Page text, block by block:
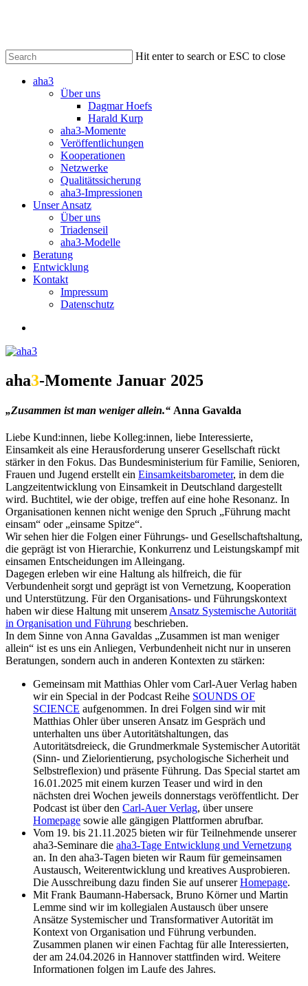
content
Hit enter to search or ESC to close
Searchaha3
Über uns
Dagmar Hoefs
Harald Kurp
aha3-Momente
Veröffentlichungen
Kooperationen
Netzwerke
Qualitätssicherung
aha3-Impressionen
Unser Ansatz
Über uns
Triadenseil
aha3-Modelle
Beratung
Entwicklung
Kontakt
Impressum
Datenschutz
aha3-Momente Januar 2025
„Zusammen ist man weniger allein.“ Anna Gavalda
Liebe Kund:innen, liebe Kolleg:innen, liebe Interessierte,
Einsamkeit als eine Herausforderung unserer Gesellschaft rückt
stärker in den Fokus. Das Bundesministerium für Familie, Senioren,
Frauen und Jugend erstellt ein Einsamkeitsbarometer, in dem die
Langzeitentwicklung von Einsamkeit in Deutschland dargestellt
wird. Buchtitel, wie der obige, treffen auf eine hohe Resonanz. In
Organisationen kennen nicht wenige den Spruch „Führung macht
einsam“ oder „einsame Spitze“.
Wir sehen hier die Folgen einer Führungs- und Gesellschaftshaltung,
die geprägt ist von Hierarchie, Konkurrenz und Leistungskampf mit
einsamen Entscheidungen im Alleingang.
Dagegen erleben wir eine Haltung als hilfreich, die für
Verbundenheit sorgt und geprägt ist von Vernetzung, Kooperation
und Unterstützung. Für den Organisations- und Führungskontext
haben wir diese Haltung mit unseremAnsatz Systemische Autorität
in Organisation und Führung beschrieben.
In dem Sinne von Anna Gavaldas „Zusammen ist man weniger
allein“ ist es uns ein Anliegen, Verbundenheit nicht nur in unseren
Beratungen, sondern auch in anderen Kontexten zu stärken:
Gemeinsam mit Matthias Ohler vom Carl-Auer Verlag haben
wir ein Special in der Podcast Reihe SOUNDS OF
SCIENCE aufgenommen. In drei Folgen sind wir mit
Matthias Ohler über unseren Ansatz im Gespräch und
unterhalten uns über Autoritätshaltungen, das
Autoritätsdreieck, die Grundmerkmale Systemischer Autorität
(Sinn- und Zielorientierung, psychologische Sicherheit und
Selbstreflexion) und präsente Führung. Das Special startet am
16.01.2025 mit einem kurzen Teaser und wird in den
nächsten drei Wochen jeweils donnerstags veröffentlicht. Der
Podcast ist über den Carl-Auer Verlag, über unsere
Homepage sowie alle gängigen Plattformen abrufbar.
Vom 19. bis 21.11.2025 bieten wir für Teilnehmende unserer
aha3-Seminare die aha3-Tage Entwicklung und Vernetzung
an. In den aha3-Tagen bieten wir Raum für gemeinsamen
Austausch, Weiterentwicklung und kreatives Ausprobieren.
Die Ausschreibung dazu finden Sie auf unsererHomepage.
Mit Frank Baumann-Habersack, Bruno Körner und Martin
Lemme sind wir im kollegialen Austausch über unsere
Ansätze Systemischer und Transformativer Autorität im
Kontext von Organisation und Führung verbunden.
Zusammen planen wir einen Fachtag für alle Interessierten,
der am 24.04.2026 in Hannover stattfinden wird. Weitere
Informationen folgen im Laufe des Jahres.